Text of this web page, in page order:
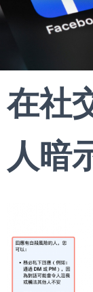
在社
人暗